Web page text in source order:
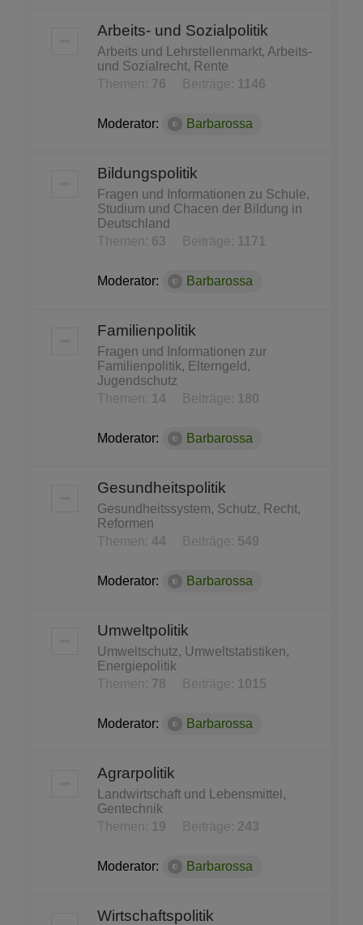
Arbeits- und Sozialpolitik
Arbeits und Lehrstellenmarkt, Arbeits-
und Sozialrecht, Rente
Themen: 76 Beiträge: 1146
Moderator: Barbarossa
Bildungspolitik
Fragen und Informationen zu Schule,
Studium und Chacen der Bildung in
Deutschland
Themen: 63 Beiträge: 1171
Moderator: Barbarossa
Familienpolitik
Fragen und Informationen zur
Familienpolitik, Elterngeld,
Jugendschutz
Themen:
14 Beiträge: 180
Moderator: Barbarossa
Gesundheitspolitik
Gesundheitssystem, Schutz, Recht,
Reformen
Themen: 44 Beiträge: 549
Moderator: Barbarossa
Umweltpolitik
Umweltschutz, Umweltstatistiken,
Energiepolitik
Themen: 78 Beiträge: 1015
Moderator: Barbarossa
Agrarpolitik
Landwirtschaft und Lebensmittel,
Gentechnik
Themen:
19 Beiträge: 243
Moderator: Barbarossa
Wirtschaftspolitik